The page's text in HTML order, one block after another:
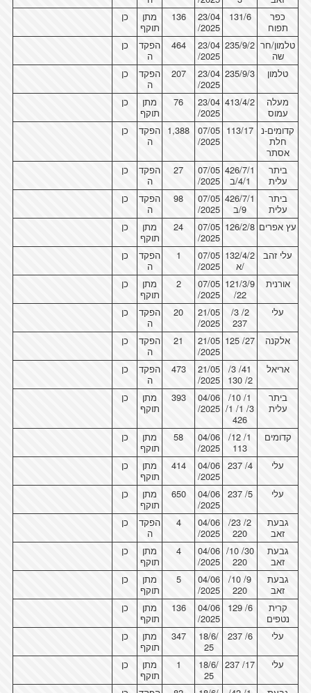
כפר
תפוח
131/6
23/04
/2025
136
מתן
תוקף
כן
טלמון/חר
שה
235/9/2
23/04
/2025
464
הפקד
ה
כן
טלמון 235/9/3
23/04
/2025
207
הפקד
ה
כן
מעלה
עמוס
413/4/2
23/04
/2025
76
מתן
תוקף
כן
קדומים-נ
חלת
אסתר
113/17
07/05
/2025
1,388 הפקד
ה
כן
ביתר
עלית
426/7/1
4/1/ב
07/05
/2025
27
הפקד
ה
כן
ביתר
עלית
426/7/1
9/ב
07/05
/2025
98
הפקד
ה
כן
עץ אפרים 126/2/8
07/05
/2025
24
מתן
תוקף
כן
עלי זהב
132/4/2
/א
07/05
/2025
1
הפקד
ה
כן
אורנית
121/3/9
/22
07/05
/2025
2
מתן
תוקף
כן
עלי
2/ 3/
237
21/05
/2025
20
הפקד
ה
כן
אלקנה 27/ 125
21/05
/2025
21
הפקד
ה
כן
אריאל
41/ 3/
2/ 130
21/05
/2025
473
הפקד
ה
כן
ביתר
עלית
1/ 10/
3/ 1/ 1/
426
04/06
/2025
393
מתן
תוקף
כן
קדומים
1/ 12/
113
04/06
/2025
58
מתן
תוקף
כן
עלי 4/ 237
04/06
/2025
414
מתן
תוקף
כן
עלי 5/ 237
04/06
/2025
650
מתן
תוקף
כן
גבעת
זאב
2/ 23/
220
04/06
/2025
4
הפקד
ה
כן
גבעת
זאב
30/ 10/
220
04/06
/2025
4
מתן
תוקף
כן
גבעת
זאב
9/ 10/
220
04/06
/2025
5
מתן
תוקף
כן
קרית
נטפים
6/ 129
04/06
/2025
136
מתן
תוקף
כן
עלי 6/ 237
18/6/
25
347
מתן
תוקף
כן
עלי 17/ 237
18/6/
25
1
מתן
תוקף
כן